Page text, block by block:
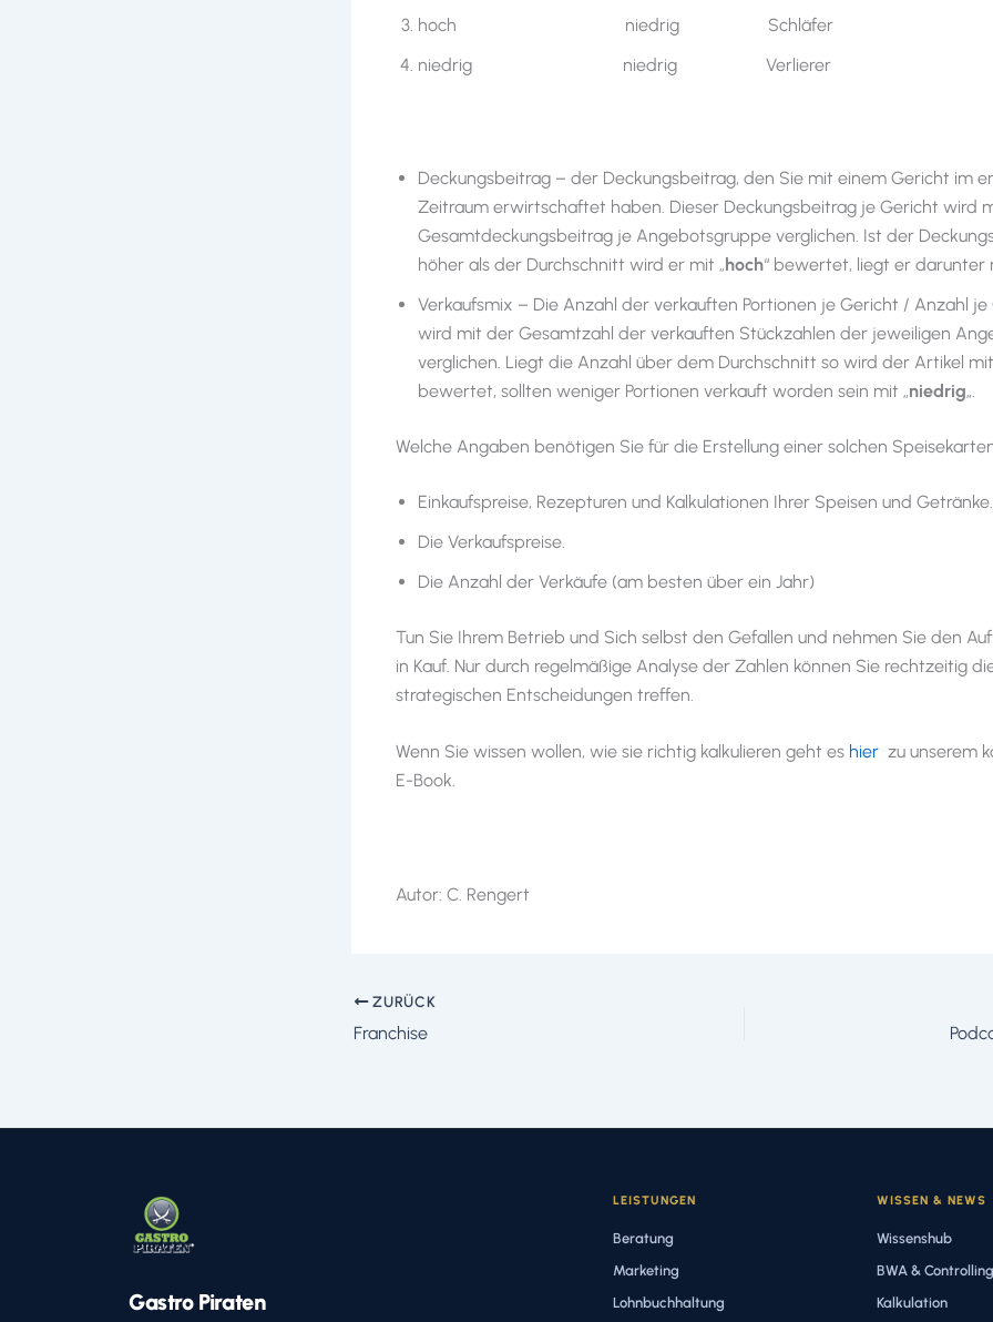
hoch niedrig Schläfer
niedrig niedrig Verlierer
Deckungsbeitrag – der Deckungsbeitrag, den Sie mit einem Gericht im
Zeitraum erwirtschaftet haben. Dieser Deckungsbeitrag je Gericht wird
Gesamtdeckungsbeitrag je Angebotsgruppe verglichen. Ist der
höher als der Durchschnitt wird er mit „hoch“ bewertet, liegt er darunter
Verkaufsmix – Die Anzahl der verkauften Portionen je Gericht / Anzahl je
wird mit der Gesamtzahl der verkauften Stückzahlen der jeweiligen
verglichen. Liegt die Anzahl über dem Durchschnitt so wird der Artikel mit
bewertet, sollten weniger Portionen verkauft worden sein mit „niedrig„.
Welche Angaben benötigen Sie für die Erstellung einer solchen
Einkaufspreise, Rezepturen und Kalkulationen Ihrer Speisen und Getränke.
Die Verkaufspreise.
Die Anzahl der Verkäufe (am besten über ein Jahr)
Tun Sie Ihrem Betrieb und Sich selbst den Gefallen und nehmen Sie den
in Kauf. Nur durch regelmäßige Analyse der Zahlen können Sie rechtzeitig
strategischen Entscheidungen treffen.
Wenn Sie wissen wollen, wie sie richtig kalkulieren geht es hier zu unserem
E-Book.
Autor: C. Rengert
ZURÜCK
Franchise
Gastro Piraten
LEISTUNGEN
Beratung
Marketing
Lohnbuchhaltung
WISSEN & NEWS
Wissenshub
BWA &
Kalkulation